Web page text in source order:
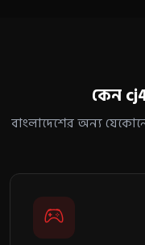
কেন
বাংলাদেশের অন্য